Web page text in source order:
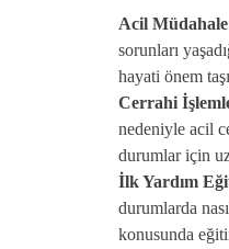
Acil
sorunları
hayati önem
Cerrahi
nedeniyle acil
durumlar için
İlk Yardım
durumlarda
konusunda